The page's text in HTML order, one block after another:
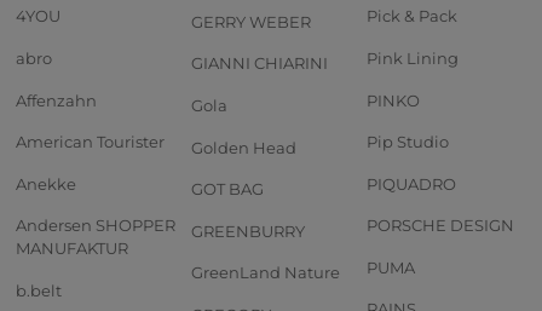
4YOU
abro
Affenzahn
American Tourister
Anekke
Andersen SHOPPER
MANUFAKTUR
b.belt
GERRY WEBER
GIANNI CHIARINI
Gola
Golden Head
GOT BAG
GREENBURRY
GreenLand Nature
Pick & Pack
Pink Lining
PINKO
Pip Studio
PIQUADRO
PORSCHE DESIGN
PUMA